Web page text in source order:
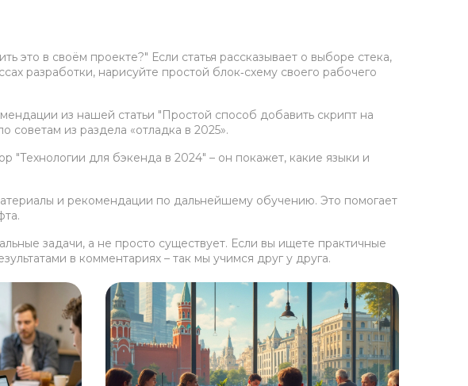
это в своём проекте?" Если статья рассказывает о выборе стека,
разработки, нарисуйте простой блок‑схему своего рабочего
из нашей статьи "Простой способ добавить скрипт на
из раздела «отладка в 2025».
"Технологии для бэкенда в 2024" – он покажет, какие языки и
и рекомендации по дальнейшему обучению. Это помогает
задачи, а не просто существует. Если вы ищете практичные
в комментариях – так мы учимся друг у друга.